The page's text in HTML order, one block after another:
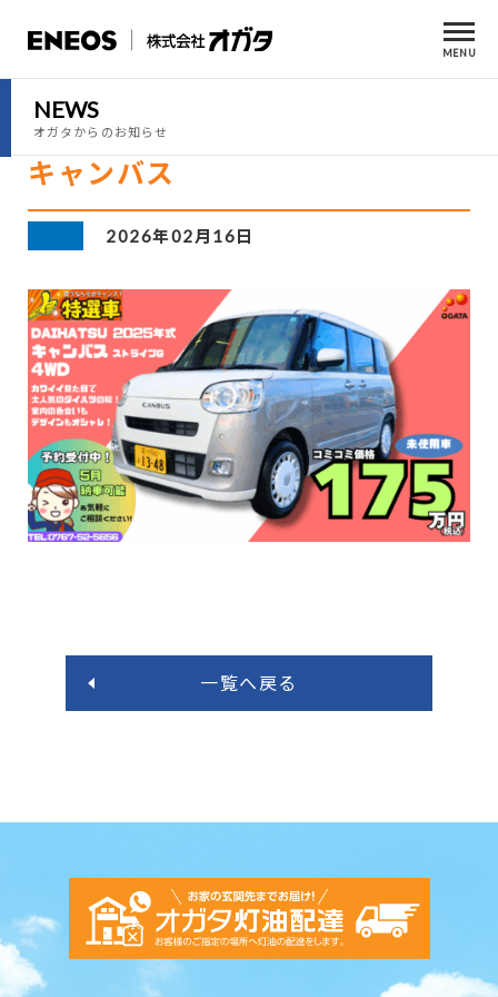
MENU
NEWS
オガタからのお知らせ
キャンバス
2026年02月16日
一覧へ戻る